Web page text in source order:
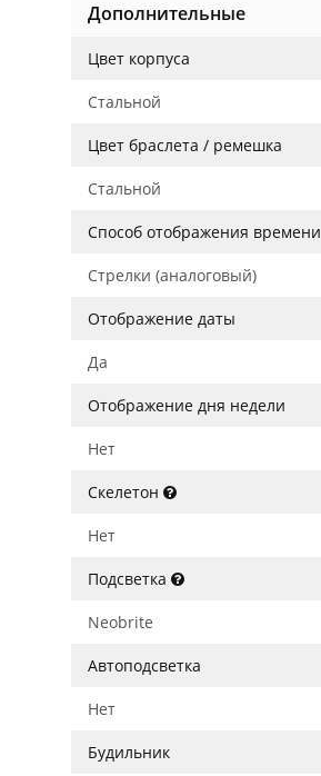
Дополнительные
Цвет корпуса
Стальной
Цвет браслета / ремешка
Стальной
Способ отображения времени
Стрелки (аналоговый)
Отображение даты
Да
Отображение дня недели
Нет
Скелетон
Нет
Подсветка
Neobrite
Автоподсветка
Нет
Будильник